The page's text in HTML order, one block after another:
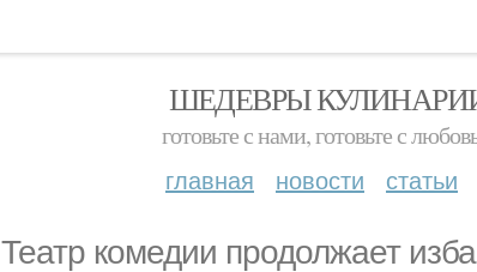
ШЕДЕВРЫ
готовьте с нами, готовьте с
главная новости статьи
Театр комедии продолжает